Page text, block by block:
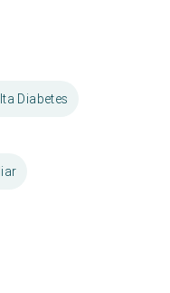
Diabetes